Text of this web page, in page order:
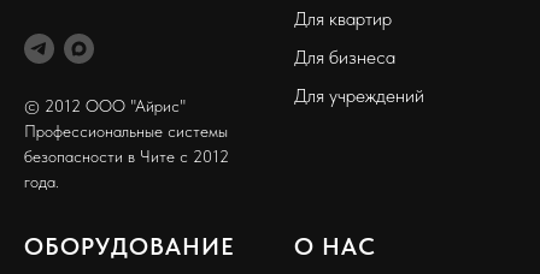
© 2012 ООО "Айрис"
Профессиональные системы
безопасности в Чите с 2012
года.
Для квартир
Для бизнеса
Для учреждений
ОБОРУДОВАНИЕ О НАС